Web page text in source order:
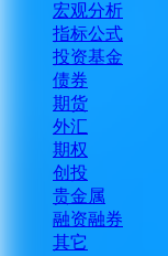
宏观分析
指标公式
投资基金
债券
期货
外汇
期权
创投
贵金属
融资融券
其它